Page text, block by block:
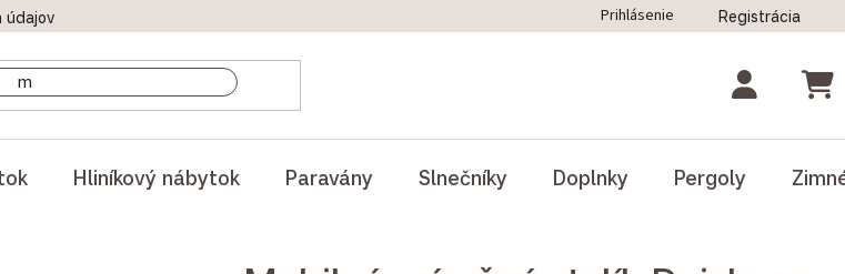
údajov Odstúpenie od zmluvy
Prihlásenie Registrácia
Hliníkový nábytok Paravány Slnečníky Doplnky Pergoly